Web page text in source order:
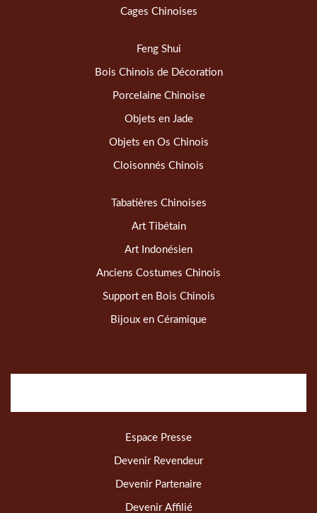
Cages Chinoises
Feng Shui
Bois Chinois de Décoration
Porcelaine Chinoise
Objets en Jade
Objets en Os Chinois
Cloisonnés Chinois
Tabatières Chinoises
Art Tibétain
Art Indonésien
Anciens Costumes Chinois
Support en Bois Chinois
Bijoux en Céramique
Espace Presse
Devenir Revendeur
Devenir Partenaire
Devenir Affilié